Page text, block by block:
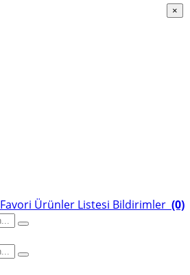
Favori Ürünler Listesi Bildirimler (0)
×
×